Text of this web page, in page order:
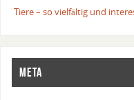
Tiere – so vielfältig und
META